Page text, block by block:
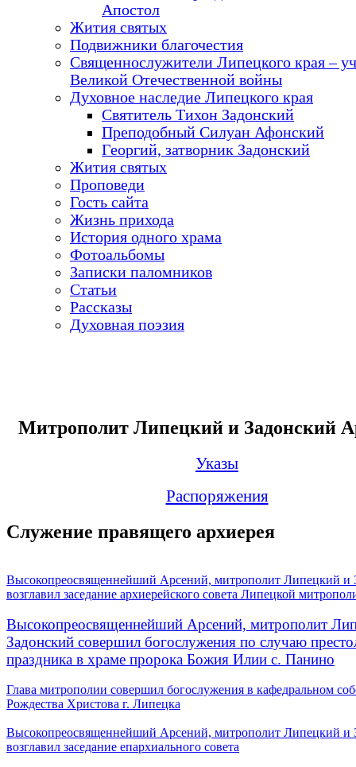
Апостол
Жития святых
Подвижники благочестия
Священнослужители Липецкого края –
Великой Отечественной войны
Духовное наследие Липецкого края
Святитель Тихон Задонский
Преподобный Силуан Афонский
Георгий, затворник Задонский
Жития святых
Проповеди
Гость сайта
Жизнь прихода
История одного храма
Фотоальбомы
Записки паломников
Статьи
Рассказы
Духовная поэзия
Митрополит Липецкий и Задонский
Указы
Распоряжения
Служение правящего архиерея
Высокопреосвященнейший Арсений, митрополит Липецкий и
возглавил заседание архиерейского совета Липецкой
Высокопреосвященнейший Арсений, митрополит
Задонский совершил богослужения по случаю
праздника в храме пророка Божия Илии с. Панино
Глава митрополии совершил богослужения в кафедральном
Рождества Христова г. Липецка
Высокопреосвященнейший Арсений, митрополит Липецкий и
возглавил заседание епархиального совета